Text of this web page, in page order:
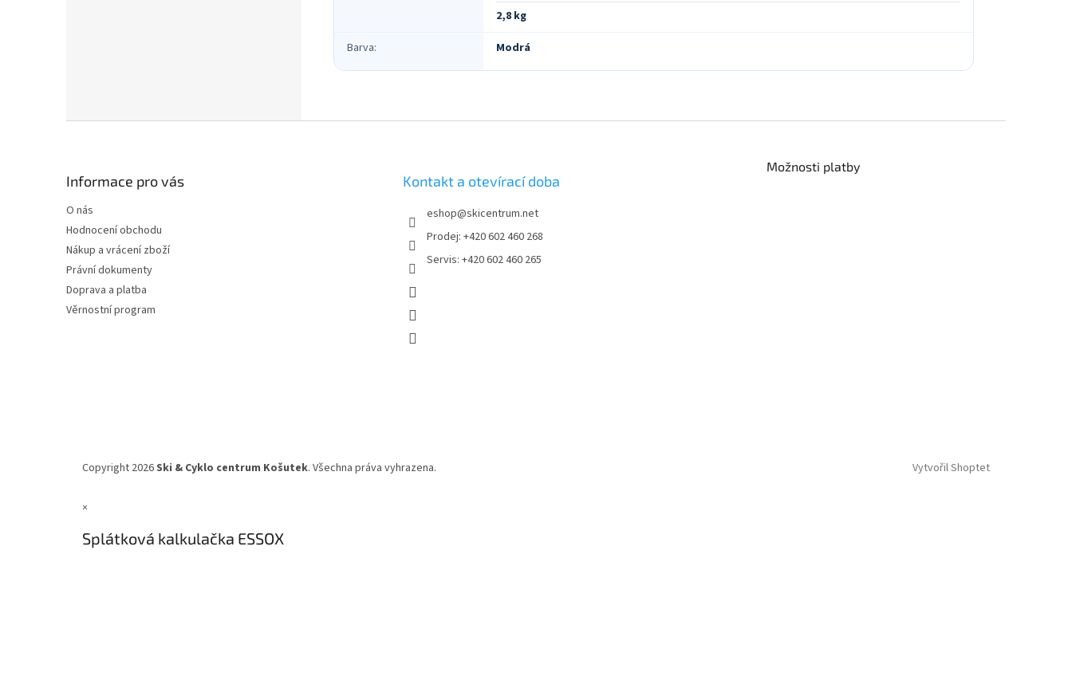
2,8 kg
Barva: Modrá
Informace pro vás
O nás
Hodnocení obchodu
Nákup a vrácení zboží
Právní dokumenty
Doprava a platba
Věrnostní program
Kontakt a otevírací doba
eshop@skicentrum.net
Prodej: +420 602 460 268
Servis: +420 602 460 265
Možnosti platby
Vytvořil Shoptet
Copyright 2026Ski & Cyklo centrum Košutek. Všechna práva vyhrazena.
×
Splátková kalkulačka ESSOX